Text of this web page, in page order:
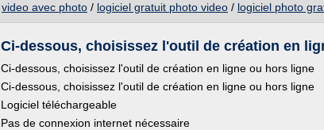
video avec photo / logiciel gratuit photo video / logiciel photo
Ci-dessous, choisissez l'outil de création en
Ci-dessous, choisissez l'outil de création en ligne ou hors ligne
Ci-dessous, choisissez l'outil de création en ligne ou hors ligne
Logiciel téléchargeable
Pas de connexion internet nécessaire